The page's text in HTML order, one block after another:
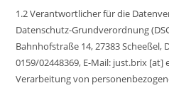
1.2 Verantwortlicher für die
Datenschutz-Grundverordnung
Bahnhofstraße 14, 27383 Scheeßel,
0159/02448369, E-Mail: just.brix [at]
Verarbeitung von